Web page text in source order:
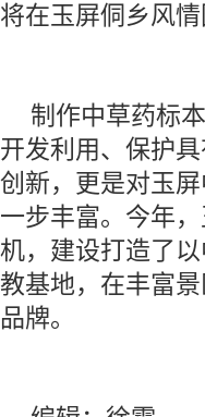
将在玉屏侗乡风情
制作中草药标
开发利用、保护
创新，更是对玉
一步丰富。今年
机，建设打造了
教基地，在丰富
品牌。